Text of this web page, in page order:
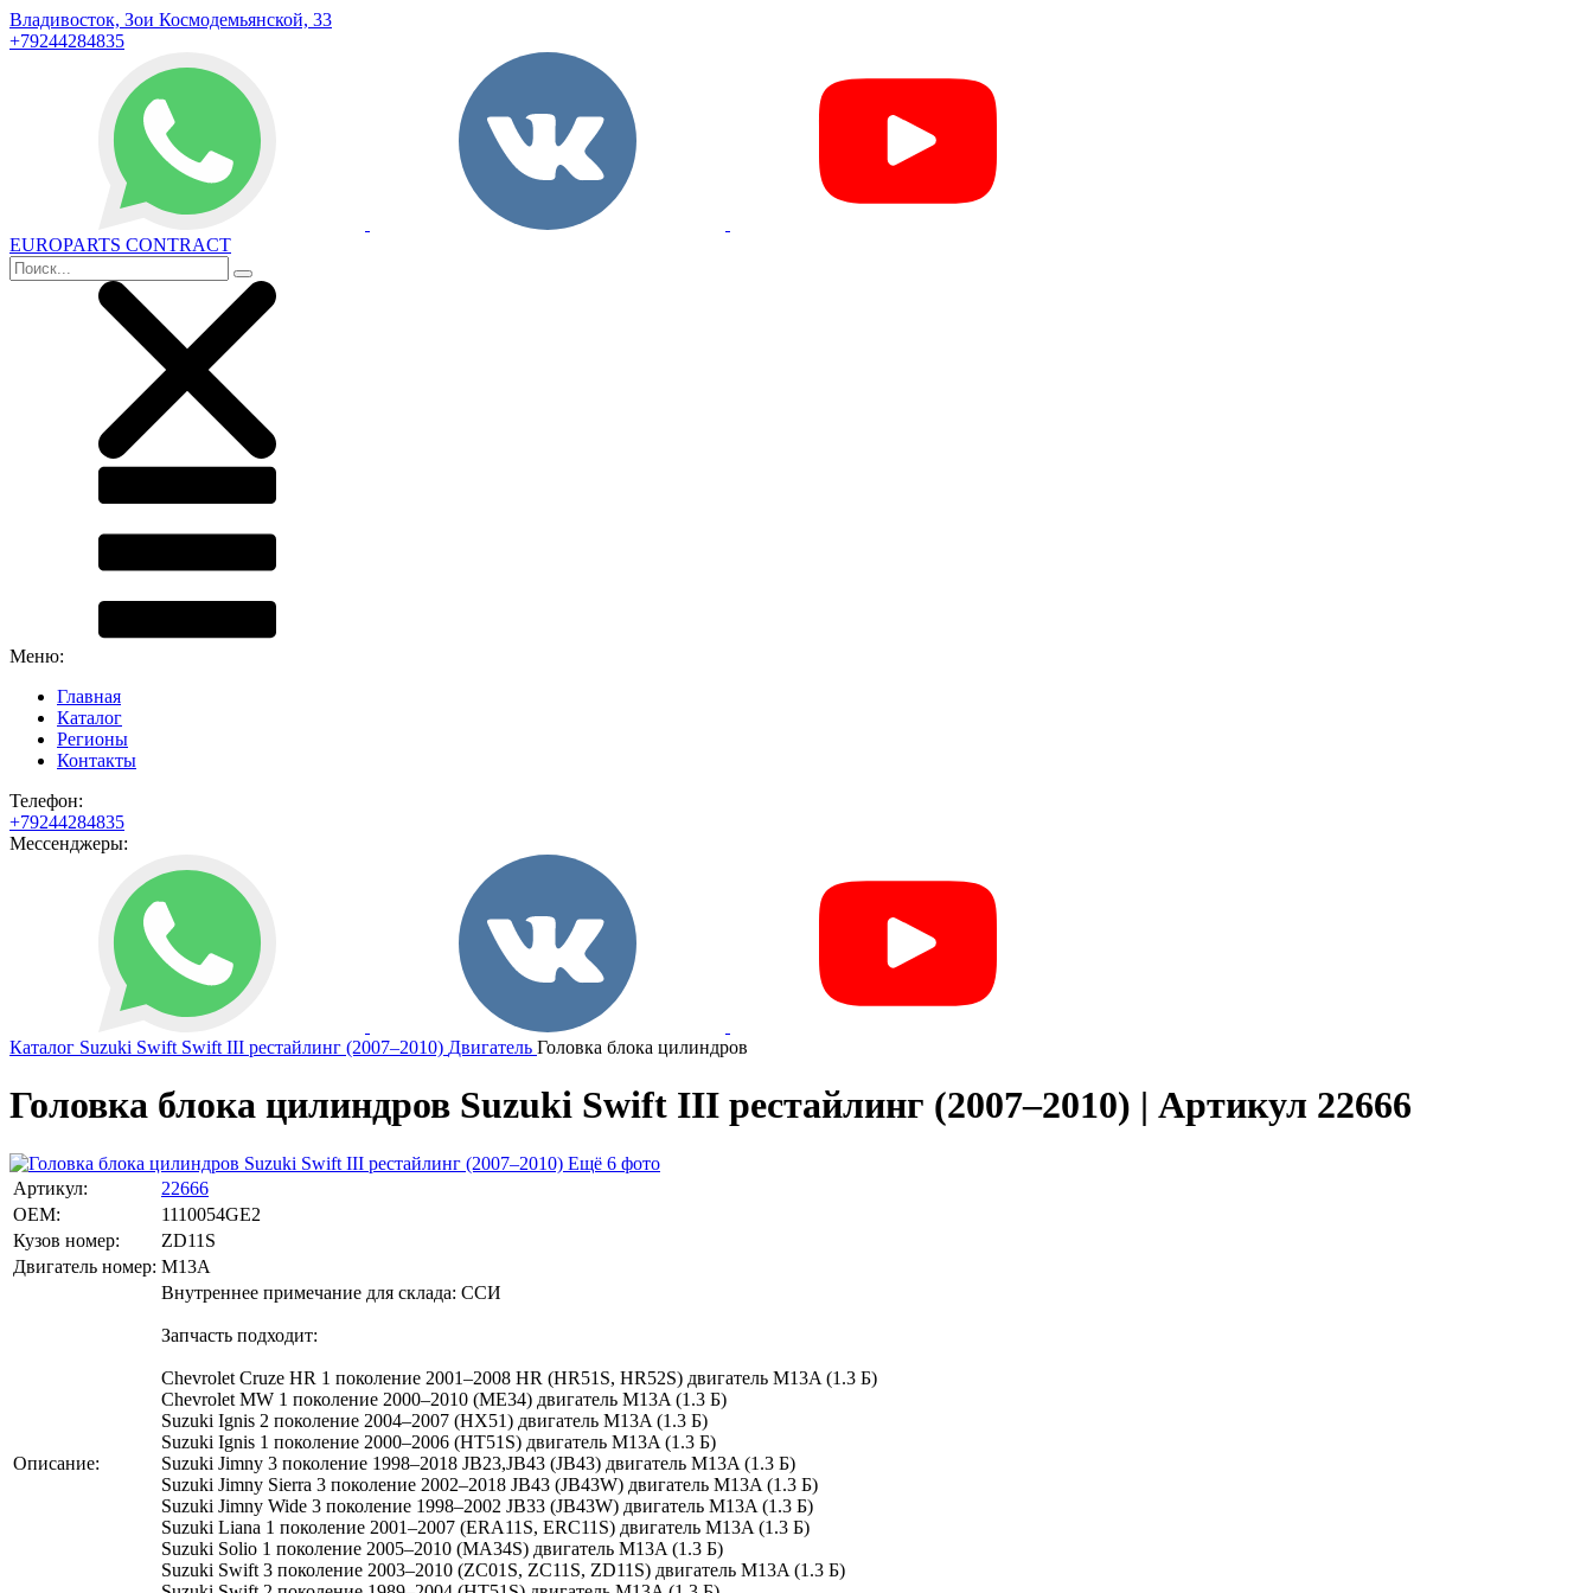
Владивосток, Зои Космодемьянской, 33
+79244284835
EUROPARTS CONTRACT
Меню:
Главная
Каталог
Регионы
Контакты
Телефон:
+79244284835
Мессенджеры:
Каталог Suzuki Swift Swift III рестайлинг (2007–2010) Двигатель Головка блока цилиндров
Головка блока цилиндров Suzuki Swift III рестайлинг (2007–2010) | Артикул 22666
Ещё 6 фото
Артикул:
22666
OEM:
1110054GE2
Кузов номер:
ZD11S
Двигатель номер: M13A
Описание:
Внутреннее примечание для склада: ССИ
Запчасть подходит:
Chevrolet Cruze HR 1 поколение 2001–2008 HR (HR51S, HR52S) двигатель M13A (1.3 Б)
Chevrolet MW 1 поколение 2000–2010 (ME34) двигатель M13A (1.3 Б)
Suzuki Ignis 2 поколение 2004–2007 (HX51) двигатель M13A (1.3 Б)
Suzuki Ignis 1 поколение 2000–2006 (HT51S) двигатель M13A (1.3 Б)
Suzuki Jimny 3 поколение 1998–2018 JB23,JB43 (JB43) двигатель M13A (1.3 Б)
Suzuki Jimny Sierra 3 поколение 2002–2018 JB43 (JB43W) двигатель M13A (1.3 Б)
Suzuki Jimny Wide 3 поколение 1998–2002 JB33 (JB43W) двигатель M13A (1.3 Б)
Suzuki Liana 1 поколение 2001–2007 (ERA11S, ERC11S) двигатель M13A (1.3 Б)
Suzuki Solio 1 поколение 2005–2010 (MA34S) двигатель M13A (1.3 Б)
Suzuki Swift 3 поколение 2003–2010 (ZC01S, ZC11S, ZD11S) двигатель M13A (1.3 Б)